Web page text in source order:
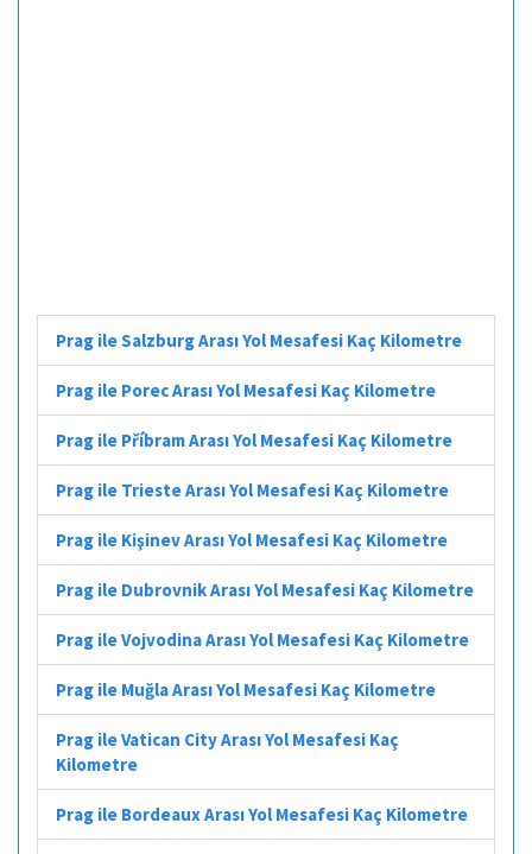
Prag ile Salzburg Arası Yol Mesafesi Kaç Kilometre
Prag ile Porec Arası Yol Mesafesi Kaç Kilometre
Prag ile Příbram Arası Yol Mesafesi Kaç Kilometre
Prag ile Trieste Arası Yol Mesafesi Kaç Kilometre
Prag ile Kişinev Arası Yol Mesafesi Kaç Kilometre
Prag ile Dubrovnik Arası Yol Mesafesi Kaç Kilometre
Prag ile Vojvodina Arası Yol Mesafesi Kaç Kilometre
Prag ile Muğla Arası Yol Mesafesi Kaç Kilometre
Prag ile Vatican City Arası Yol Mesafesi Kaç
Kilometre
Prag ile Bordeaux Arası Yol Mesafesi Kaç Kilometre